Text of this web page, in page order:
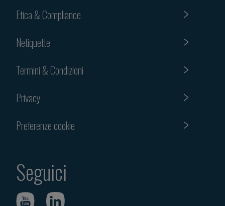
Etica & Compliance
Netiquette
Termini & Condizioni
Privacy
Preferenze cookie
Seguici